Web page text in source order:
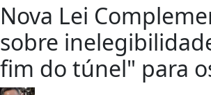
Nova Lei
sobre
fim do túnel" para